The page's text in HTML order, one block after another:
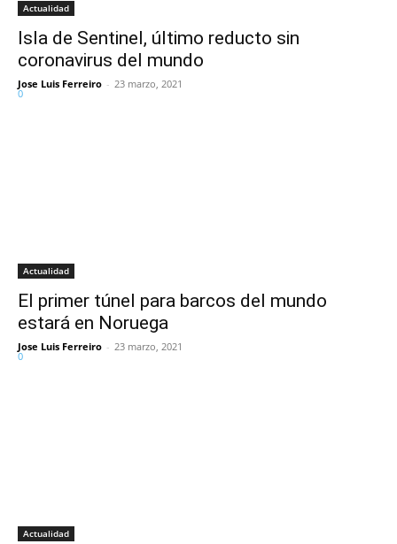
Actualidad
Isla de Sentinel, último reducto sin
coronavirus del mundo
Jose Luis Ferreiro - 23 marzo, 2021
0
Actualidad
El primer túnel para barcos del mundo
estará en Noruega
Jose Luis Ferreiro - 23 marzo, 2021
0
Actualidad